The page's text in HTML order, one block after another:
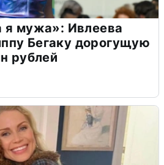
я мужа»: Ивлеева
Бегаку дорогущую
рублей